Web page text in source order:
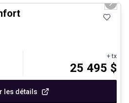
Next
+ tx
25 495 $
les détails